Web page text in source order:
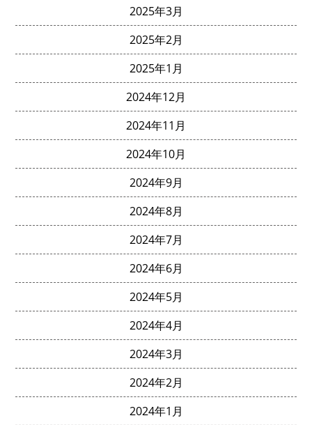
2025年3月
2025年2月
2025年1月
2024年12月
2024年11月
2024年10月
2024年9月
2024年8月
2024年7月
2024年6月
2024年5月
2024年4月
2024年3月
2024年2月
2024年1月